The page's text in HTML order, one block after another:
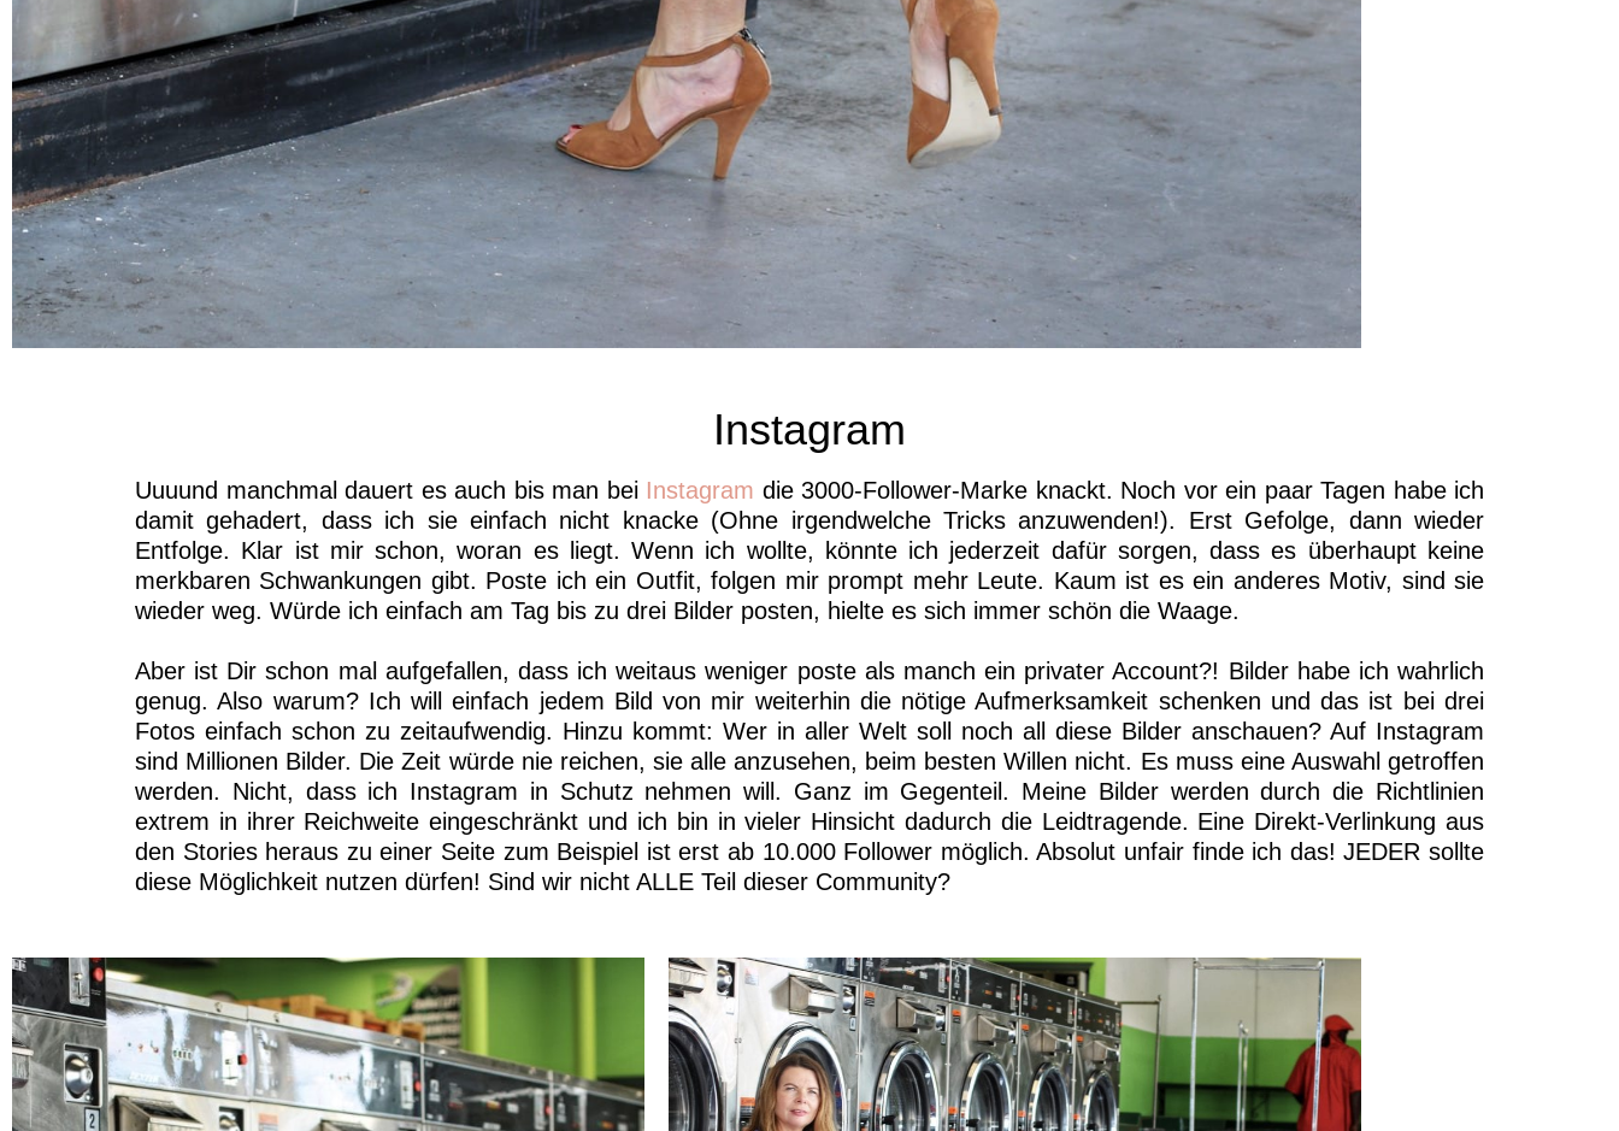
Instagram
Uuuund manchmal dauert es auch bis man bei Instagram die 3000-Follower-Marke knackt. Noch vor ein paar Tagen habe ich
damit gehadert, dass ich sie einfach nicht knacke (Ohne irgendwelche Tricks anzuwenden!). Erst Gefolge, dann wieder
Entfolge. Klar ist mir schon, woran es liegt. Wenn ich wollte, könnte ich jederzeit dafür sorgen, dass es überhaupt keine
merkbaren Schwankungen gibt. Poste ich ein Outfit, folgen mir prompt mehr Leute. Kaum ist es ein anderes Motiv, sind sie
wieder weg. Würde ich einfach am Tag bis zu drei Bilder posten, hielte es sich immer schön die Waage.
Aber ist Dir schon mal aufgefallen, dass ich weitaus weniger poste als manch ein privater Account?! Bilder habe ich wahrlich
genug. Also warum? Ich will einfach jedem Bild von mir weiterhin die nötige Aufmerksamkeit schenken und das ist bei drei
Fotos einfach schon zu zeitaufwendig. Hinzu kommt: Wer in aller Welt soll noch all diese Bilder anschauen? Auf Instagram
sind Millionen Bilder. Die Zeit würde nie reichen, sie alle anzusehen, beim besten Willen nicht. Es muss eine Auswahl getroffen
werden. Nicht, dass ich Instagram in Schutz nehmen will. Ganz im Gegenteil. Meine Bilder werden durch die Richtlinien
extrem in ihrer Reichweite eingeschränkt und ich bin in vieler Hinsicht dadurch die Leidtragende. Eine Direkt-Verlinkung aus
den Stories heraus zu einer Seite zum Beispiel ist erst ab 10.000 Follower möglich. Absolut unfair finde ich das! JEDER sollte
diese Möglichkeit nutzen dürfen! Sind wir nicht ALLE Teil dieser Community?